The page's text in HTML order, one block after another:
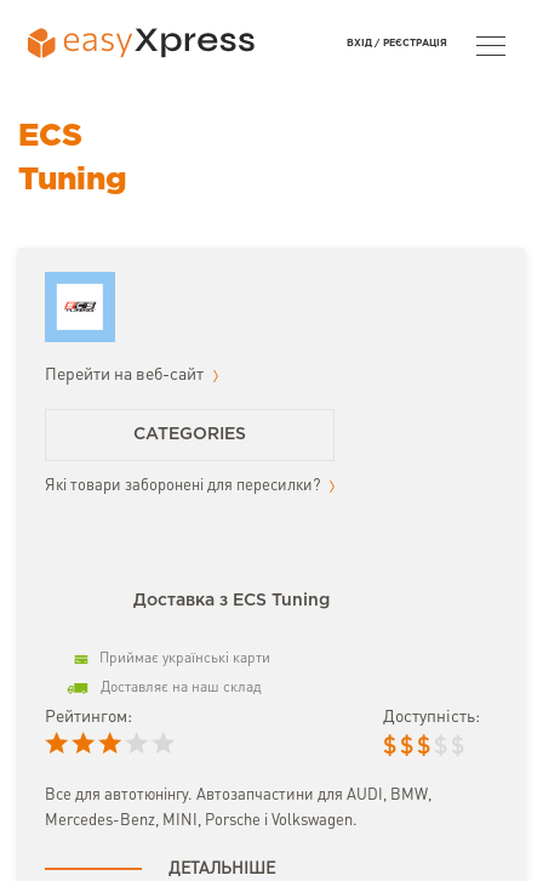
ECS
Tuning
Перейти на веб-сайт
CATEGORIES
Які товари заборонені для пересилки?
Доставка з ECS Tuning
Приймає українські карти
Доставляє на наш склад
Рейтингом: Доступність:
$ $ $ $ $
Все для автотюнінгу. Автозапчастини для AUDI, BMW,
Mercedes-Benz, MINI, Porsche і Volkswagen.
ДЕТАЛЬНІШЕ
ВХІД / РЕЄСТРАЦІЯ